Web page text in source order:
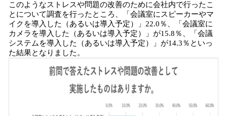
このようなストレスや問題の改善のために会社内で行ったこ
とについて調査を行ったところ、「会議室にスピーカーやマ
イクを導入した（あるいは導入予定）」22.0％、「会議室に
カメラを導入した（あるいは導入予定）」が15.8％、「会議
システムを導入した（あるいは導入予定）」が14.3％といっ
た結果となりました。